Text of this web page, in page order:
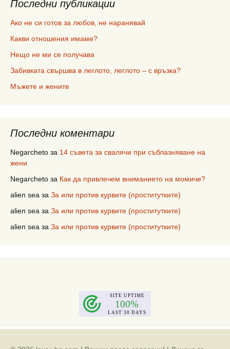
Последни публикации
Ако не си готов за любов, не наранявай
Какви отношения имаме?
Нещо не ми се получава
Забивката свършва в леглото, леглото – с връзка?
Мъжете и жените
Последни коментари
Negarcheto за 14 съвета за свалячи при съблазняване на
жени
Negarcheto за Как да привлечем вниманието на момиче?
alien sea за За или против курвите (проститутките)
alien sea за За или против курвите (проститутките)
alien sea за За или против курвите (проститутките)